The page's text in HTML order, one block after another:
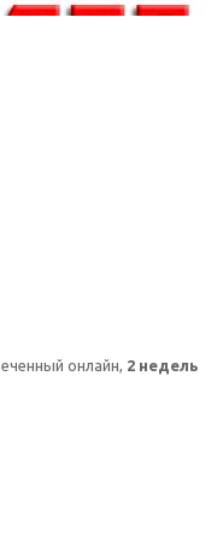
онлайн, 2 недель